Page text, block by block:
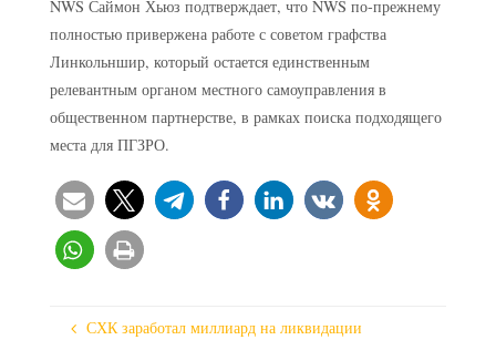
NWS Саймон Хьюз подтверждает, что NWS по-прежнему
полностью привержена работе с советом графства
Линкольншир, который остается единственным
релевантным органом местного самоуправления в
общественном партнерстве, в рамках поиска подходящего
места для ПГЗРО.
СХК заработал миллиард на ликвидации